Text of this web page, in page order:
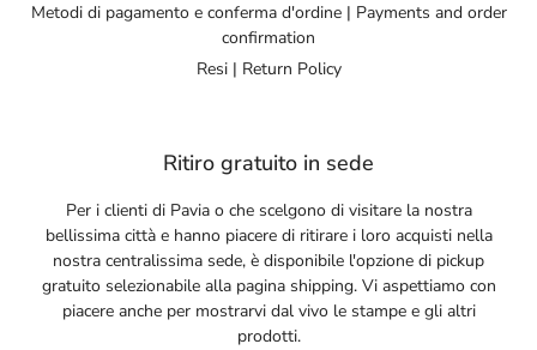
Metodi di pagamento e conferma d'ordine | Payments and order
confirmation
Resi | Return Policy
Ritiro gratuito in sede
Per i clienti di Pavia o che scelgono di visitare la nostra
bellissima città e hanno piacere di ritirare i loro acquisti nella
nostra centralissima sede, è disponibile l'opzione di pickup
gratuito selezionabile alla pagina shipping. Vi aspettiamo con
piacere anche per mostrarvi dal vivo le stampe e gli altri
prodotti.